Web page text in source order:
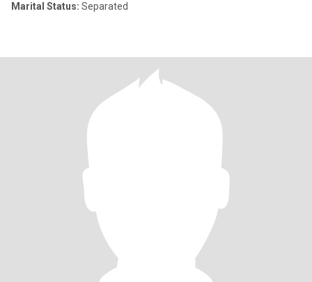
Marital Status: Separated